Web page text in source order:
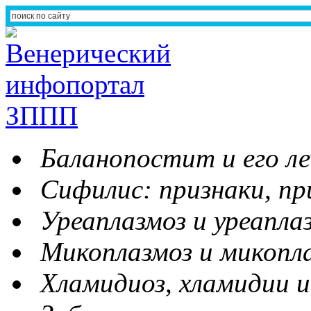
Баланопостит и его
Сифилис: признаки,
Уреаплазмоз и
Микоплазмоз и
Хламидиоз, хламидии